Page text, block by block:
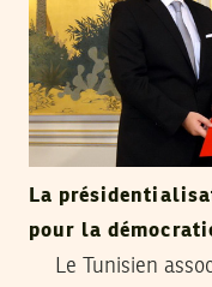
La
pour la
Le Tunisien